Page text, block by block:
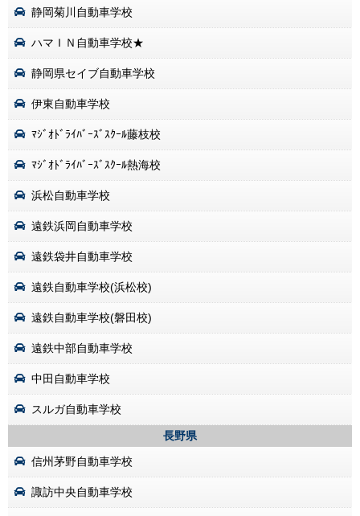
静岡菊川自動車学校
ハマＩＮ自動車学校★
静岡県セイブ自動車学校
伊東自動車学校
ﾏｼﾞｵﾄﾞﾗｲﾊﾞｰｽﾞｽｸｰﾙ藤枝校
ﾏｼﾞｵﾄﾞﾗｲﾊﾞｰｽﾞｽｸｰﾙ熱海校
浜松自動車学校
遠鉄浜岡自動車学校
遠鉄袋井自動車学校
遠鉄自動車学校(浜松校)
遠鉄自動車学校(磐田校)
遠鉄中部自動車学校
中田自動車学校
スルガ自動車学校
長野県
信州茅野自動車学校
諏訪中央自動車学校